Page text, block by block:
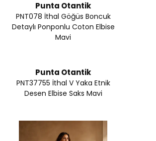
Punta Otantik
PNT078 İthal Göğüs Boncuk
Detaylı Ponponlu Coton Elbise
Mavi
Punta Otantik
PNT37755 İthal V Yaka Etnik
Desen Elbise Saks Mavi